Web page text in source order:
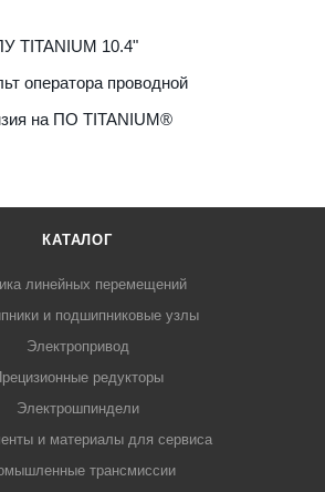
TITANIUM 10.4"
оператора проводной
на ПО TITANIUM®
КАТАЛОГ
линейных перемещений
и подшипниковые узлы
Электропривод
редукторы
Электрошпиндели
и материалы для сервиса
трансмиссии